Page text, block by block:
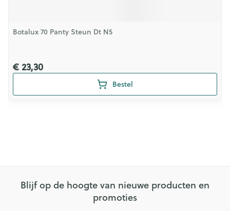
Botalux 70 Panty Steun Dt N5
€ 23,30
Bestel
Blijf op de hoogte van nieuwe producten en
promoties